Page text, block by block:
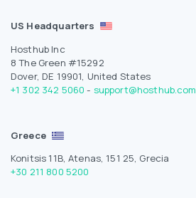
US Headquarters
Hosthub Inc
8 The Green #15292
Dover, DE 19901, United States
+1 302 342 5060 - support@hosthub.com
Greece
Konitsis 11B, Atenas, 151 25, Grecia
+30 211 800 5200